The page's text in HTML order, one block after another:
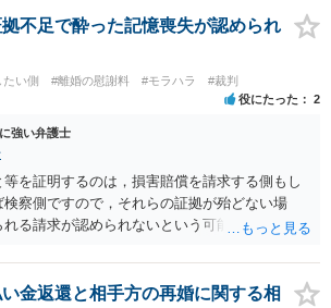
なります。
不足で酔った記憶喪失が認められ
たい側 #離婚の慰謝料 #モラハラ #裁判
役にたった 2
強い弁護士
を証明するのは，損害賠償を請求する側もし
検察側ですので，それらの証拠が殆どない場
る請求が認められないという可能性はあるで
金返還と相手方の再婚に関する相